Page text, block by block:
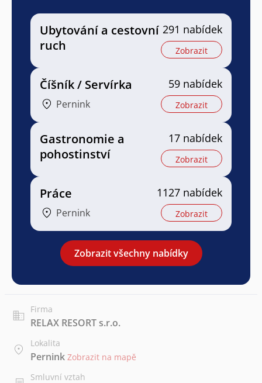
Ubytování a cestovní
ruch
291 nabídek
Zobrazit
Číšník / Servírka
Pernink
59 nabídek
Zobrazit
Gastronomie a
pohostinství
17 nabídek
Zobrazit
Práce
Pernink
1127 nabídek
Zobrazit
Zobrazit všechny nabídky
Firma
RELAX RESORT s.r.o.
Lokalita
Pernink Zobrazit na mapě
Smluvní vztah